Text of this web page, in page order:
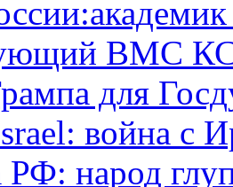
ВМС
для
война с
РФ: народ